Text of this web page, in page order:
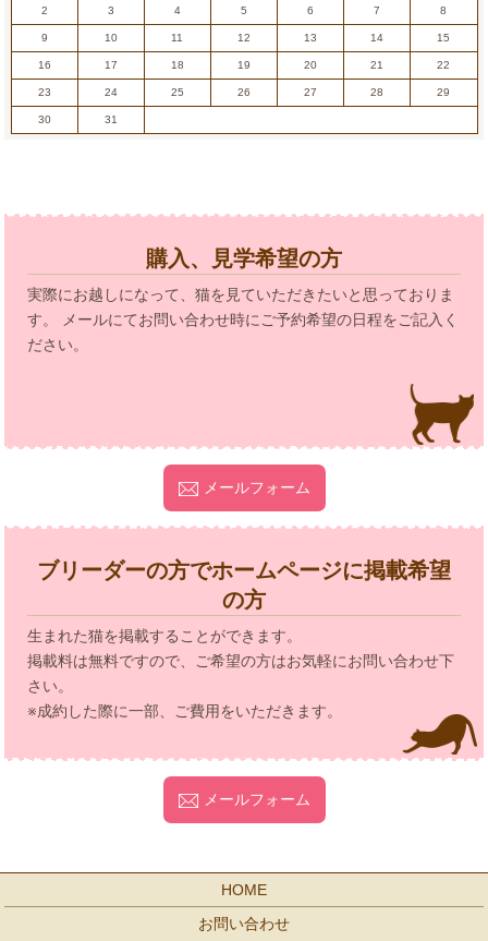
2 3 4 5 6 7 8
9 10 11 12 13 14 15
16 17 18 19 20 21 22
23 24 25 26 27 28 29
30 31
購入、見学希望の方
実際にお越しになって、猫を見ていただきたいと思っておりま
す。 メールにてお問い合わせ時にご予約希望の日程をご記入く
ださい。
メールフォーム
ブリーダーの方でホームページに掲載希望
の方
生まれた猫を掲載することができます。
掲載料は無料ですので、ご希望の方はお気軽にお問い合わせ下
さい。
※成約した際に一部、ご費用をいただきます。
メールフォーム
HOME
お問い合わせ